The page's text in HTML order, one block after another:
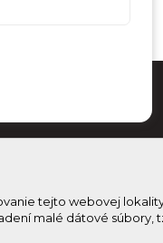
tejto webovej
malé dátové súbory,